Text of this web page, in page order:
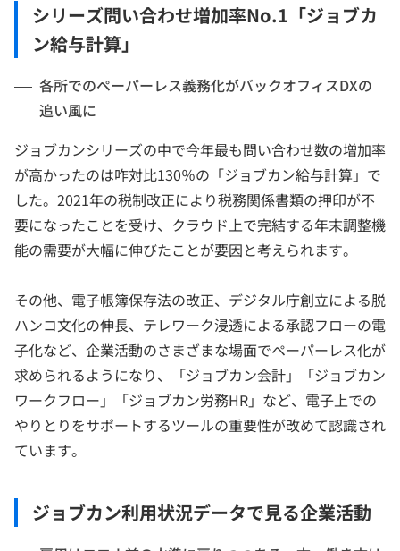
シリーズ問い合わせ増加率No.1「ジョブカ
ン給与計算」
各所でのペーパーレス義務化がバックオフィスDXの
追い風に
ジョブカンシリーズの中で今年最も問い合わせ数の増加率
が高かったのは咋対比130％の「ジョブカン給与計算」で
した。2021年の税制改正により税務関係書類の押印が不
要になったことを受け、クラウド上で完結する年末調整機
能の需要が大幅に伸びたことが要因と考えられます。
その他、電子帳簿保存法の改正、デジタル庁創立による脱
ハンコ文化の伸長、テレワーク浸透による承認フローの電
子化など、企業活動のさまざまな場面でペーパーレス化が
求められるようになり、「ジョブカン会計」「ジョブカン
ワークフロー」「ジョブカン労務HR」など、電子上での
やりとりをサポートするツールの重要性が改めて認識され
ています。
ジョブカン利用状況データで見る企業活動